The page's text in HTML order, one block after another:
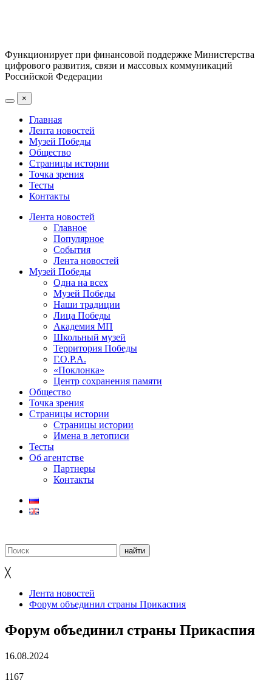
Функционирует при финансовой поддержке Министерства
цифрового развития, связи и массовых коммуникаций
Российской Федерации
×
Главная
Лента новостей
Музей Победы
Общество
Страницы истории
Точка зрения
Тесты
Контакты
Лента новостей
Главное
Популярное
События
Лента новостей
Музей Победы
Одна на всех
Музей Победы
Наши традиции
Лица Победы
Академия МП
Школьный музей
Территория Победы
Г.О.Р.А.
«Поклонка»
Центр сохранения памяти
Общество
Точка зрения
Страницы истории
Страницы истории
Имена в летописи
Тесты
Об агентстве
Партнеры
Контакты
╳
Лента новостей
Форум объединил страны Прикаспия
Форум объединил страны Прикаспия
16.08.2024
1167